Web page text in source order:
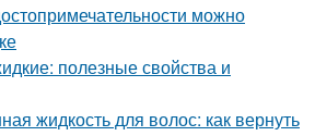
можно
полезные свойства и
жидкость для волос: как вернуть